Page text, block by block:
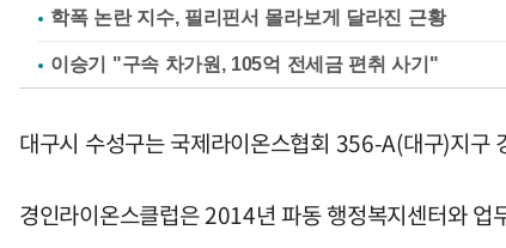
학폭 논란 지수, 필리핀서 몰라보게 달라진 근황
이승기 "구속 차가원, 105억 전세금 편취 사기"
대구시 수성구는 국제라이온스협회 356-A(대구)지
경인라이온스클럽은 2014년 파동 행정복지센터와